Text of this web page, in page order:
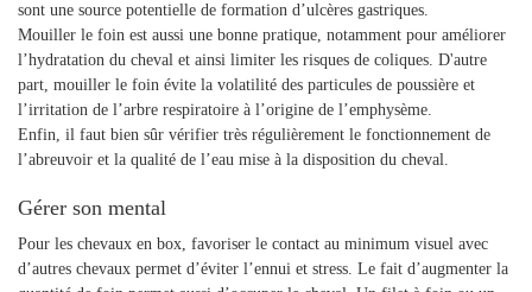
sont une source potentielle de formation d’ulcères gastriques.
Mouiller le foin est aussi une bonne pratique, notamment pour améliorer
l’hydratation du cheval et ainsi limiter les risques de coliques. D'autre
part, mouiller le foin évite la volatilité des particules de poussière et
l’irritation de l’arbre respiratoire à l’origine de l’emphysème.
Enfin, il faut bien sûr vérifier très régulièrement le fonctionnement de
l’abreuvoir et la qualité de l’eau mise à la disposition du cheval.
Gérer son mental
Pour les chevaux en box, favoriser le contact au minimum visuel avec
d’autres chevaux permet d’éviter l’ennui et stress. Le fait d’augmenter la